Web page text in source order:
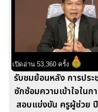
เปิดอ่าน 53,360 ครั้ง
รับชมย้อนหลัง การปร
ซักซ้อมความเข้าใจในก
สอบแข่งขัน ครูผู้ช่วย